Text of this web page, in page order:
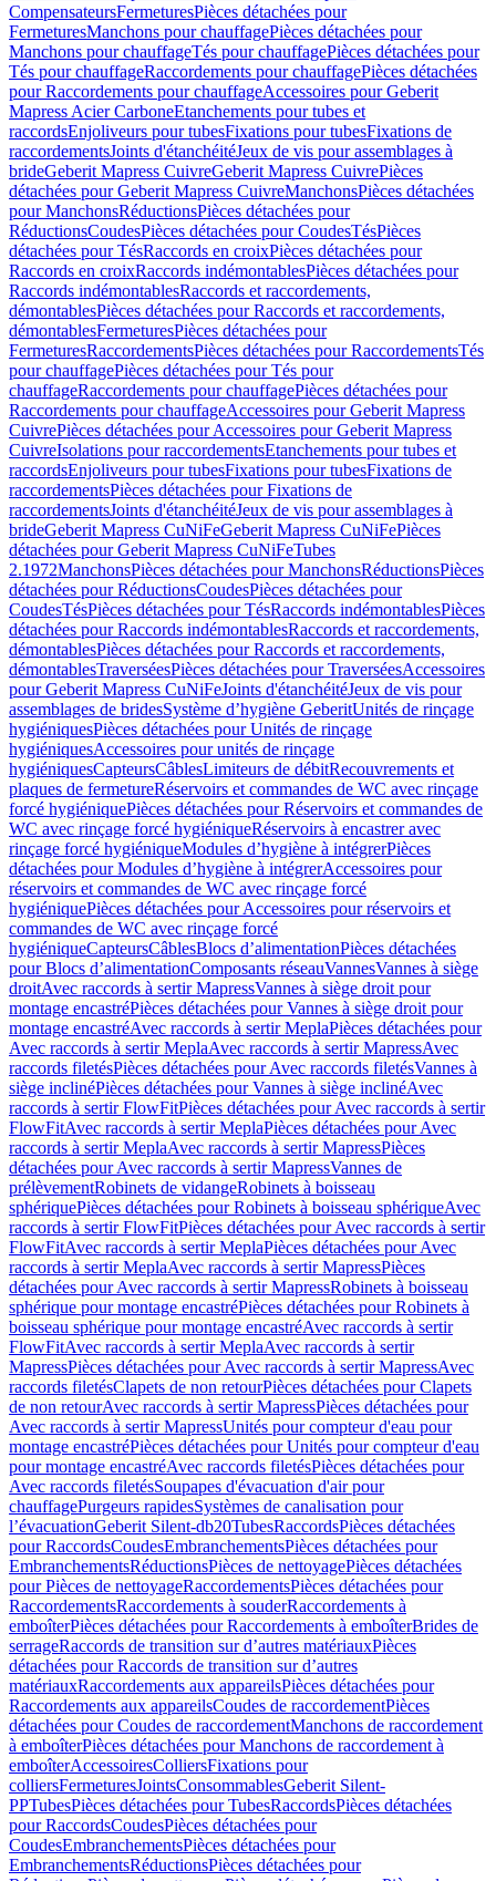
CompensateursFermeturesPièces détachées pour
FermeturesManchons pour chauffagePièces détachées pour
Manchons pour chauffageTés pour chauffagePièces détachées pour
Tés pour chauffageRaccordements pour chauffagePièces détachées
pour Raccordements pour chauffageAccessoires pour Geberit
Mapress Acier CarboneEtanchements pour tubes et
raccordsEnjoliveurs pour tubesFixations pour tubesFixations de
raccordementsJoints d'étanchéitéJeux de vis pour assemblages à
brideGeberit Mapress CuivreGeberit Mapress CuivrePièces
détachées pour Geberit Mapress CuivreManchonsPièces détachées
pour ManchonsRéductionsPièces détachées pour
RéductionsCoudesPièces détachées pour CoudesTésPièces
détachées pour TésRaccords en croixPièces détachées pour
Raccords en croixRaccords indémontablesPièces détachées pour
Raccords indémontablesRaccords et raccordements,
démontablesPièces détachées pour Raccords et raccordements,
démontablesFermeturesPièces détachées pour
FermeturesRaccordementsPièces détachées pour RaccordementsTés
pour chauffagePièces détachées pour Tés pour
chauffageRaccordements pour chauffagePièces détachées pour
Raccordements pour chauffageAccessoires pour Geberit Mapress
CuivrePièces détachées pour Accessoires pour Geberit Mapress
CuivreIsolations pour raccordementsEtanchements pour tubes et
raccordsEnjoliveurs pour tubesFixations pour tubesFixations de
raccordementsPièces détachées pour Fixations de
raccordementsJoints d'étanchéitéJeux de vis pour assemblages à
brideGeberit Mapress CuNiFeGeberit Mapress CuNiFePièces
détachées pour Geberit Mapress CuNiFeTubes
2.1972ManchonsPièces détachées pour ManchonsRéductionsPièces
détachées pour RéductionsCoudesPièces détachées pour
CoudesTésPièces détachées pour TésRaccords indémontablesPièces
détachées pour Raccords indémontablesRaccords et raccordements,
démontablesPièces détachées pour Raccords et raccordements,
démontablesTraverséesPièces détachées pour TraverséesAccessoires
pour Geberit Mapress CuNiFeJoints d'étanchéitéJeux de vis pour
assemblages de bridesSystème d’hygiène GeberitUnités de rinçage
hygiéniquesPièces détachées pour Unités de rinçage
hygiéniquesAccessoires pour unités de rinçage
hygiéniquesCapteursCâblesLimiteurs de débitRecouvrements et
plaques de fermetureRéservoirs et commandes de WC avec rinçage
forcé hygiéniquePièces détachées pour Réservoirs et commandes de
WC avec rinçage forcé hygiéniqueRéservoirs à encastrer avec
rinçage forcé hygiéniqueModules d’hygiène à intégrerPièces
détachées pour Modules d’hygiène à intégrerAccessoires pour
réservoirs et commandes de WC avec rinçage forcé
hygiéniquePièces détachées pour Accessoires pour réservoirs et
commandes de WC avec rinçage forcé
hygiéniqueCapteursCâblesBlocs d’alimentationPièces détachées
pour Blocs d’alimentationComposants réseauVannesVannes à siège
droitAvec raccords à sertir MapressVannes à siège droit pour
montage encastréPièces détachées pour Vannes à siège droit pour
montage encastréAvec raccords à sertir MeplaPièces détachées pour
Avec raccords à sertir MeplaAvec raccords à sertir MapressAvec
raccords filetésPièces détachées pour Avec raccords filetésVannes à
siège inclinéPièces détachées pour Vannes à siège inclinéAvec
raccords à sertir FlowFitPièces détachées pour Avec raccords à sertir
FlowFitAvec raccords à sertir MeplaPièces détachées pour Avec
raccords à sertir MeplaAvec raccords à sertir MapressPièces
détachées pour Avec raccords à sertir MapressVannes de
prélèvementRobinets de vidangeRobinets à boisseau
sphériquePièces détachées pour Robinets à boisseau sphériqueAvec
raccords à sertir FlowFitPièces détachées pour Avec raccords à sertir
FlowFitAvec raccords à sertir MeplaPièces détachées pour Avec
raccords à sertir MeplaAvec raccords à sertir MapressPièces
détachées pour Avec raccords à sertir MapressRobinets à boisseau
sphérique pour montage encastréPièces détachées pour Robinets à
boisseau sphérique pour montage encastréAvec raccords à sertir
FlowFitAvec raccords à sertir MeplaAvec raccords à sertir
MapressPièces détachées pour Avec raccords à sertir MapressAvec
raccords filetésClapets de non retourPièces détachées pour Clapets
de non retourAvec raccords à sertir MapressPièces détachées pour
Avec raccords à sertir MapressUnités pour compteur d'eau pour
montage encastréPièces détachées pour Unités pour compteur d'eau
pour montage encastréAvec raccords filetésPièces détachées pour
Avec raccords filetésSoupapes d'évacuation d'air pour
chauffagePurgeurs rapidesSystèmes de canalisation pour
l’évacuationGeberit Silent-db20TubesRaccordsPièces détachées
pour RaccordsCoudesEmbranchementsPièces détachées pour
EmbranchementsRéductionsPièces de nettoyagePièces détachées
pour Pièces de nettoyageRaccordementsPièces détachées pour
RaccordementsRaccordements à souderRaccordements à
emboîterPièces détachées pour Raccordements à emboîterBrides de
serrageRaccords de transition sur d’autres matériauxPièces
détachées pour Raccords de transition sur d’autres
matériauxRaccordements aux appareilsPièces détachées pour
Raccordements aux appareilsCoudes de raccordementPièces
détachées pour Coudes de raccordementManchons de raccordement
à emboîterPièces détachées pour Manchons de raccordement à
emboîterAccessoiresColliersFixations pour
colliersFermeturesJointsConsommablesGeberit Silent-
PPTubesPièces détachées pour TubesRaccordsPièces détachées
pour RaccordsCoudesPièces détachées pour
CoudesEmbranchementsPièces détachées pour
EmbranchementsRéductionsPièces détachées pour